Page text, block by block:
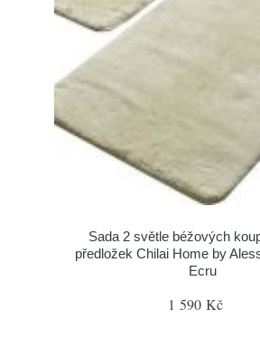
Sada 2 světle béžových
předložek Chilai Home by
Ecru
1 590 Kč